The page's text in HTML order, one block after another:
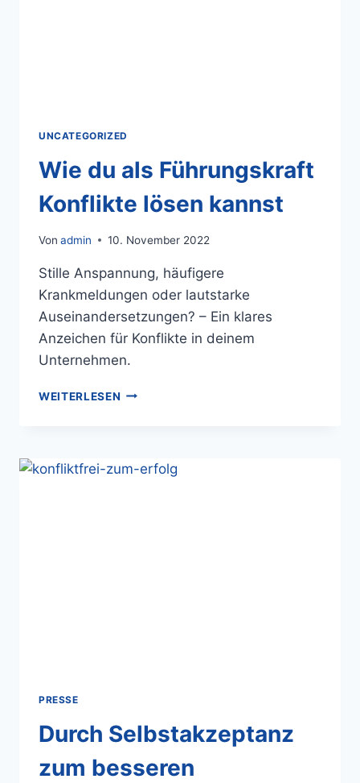
UNCATEGORIZED
Wie du als Führungskraft
Konflikte lösen kannst
Von admin 10. November 2022
Stille Anspannung, häufigere
Krankmeldungen oder lautstarke
Auseinandersetzungen? – Ein klares
Anzeichen für Konflikte in deinem
Unternehmen.
WEITERLESEN
PRESSE
Durch Selbstakzeptanz
zum besseren